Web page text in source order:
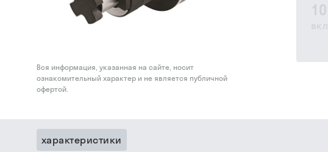
Вся информация, указанная на сайте, носит
ознакомительный характер и не является публичной
офертой.
характеристики